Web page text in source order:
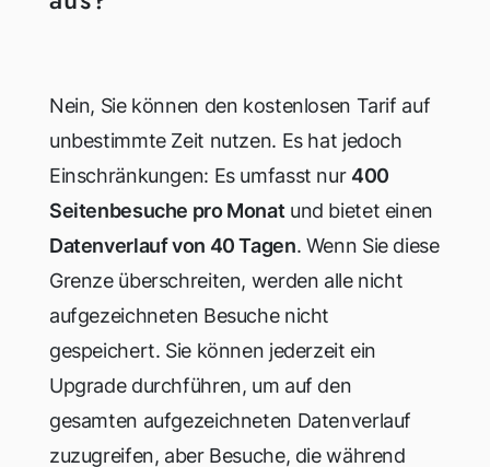
Nein, Sie können den kostenlosen Tarif auf
unbestimmte Zeit nutzen. Es hat jedoch
Einschränkungen: Es umfasst nur 400
Seitenbesuche pro Monat und bietet einen
Datenverlauf von 40 Tagen. Wenn Sie diese
Grenze überschreiten, werden alle nicht
aufgezeichneten Besuche nicht
gespeichert. Sie können jederzeit ein
Upgrade durchführen, um auf den
gesamten aufgezeichneten Datenverlauf
zuzugreifen, aber Besuche, die während